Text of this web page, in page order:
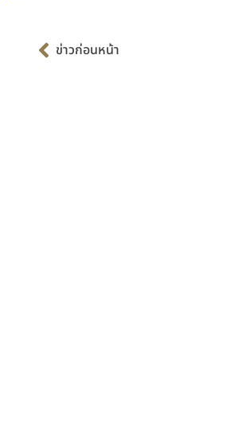
ข่าวก่อนหน้า